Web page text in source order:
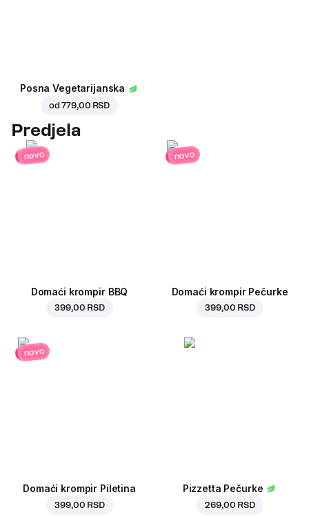
Posna Vegetarijanska
od779,00 RSD
Predjela
novo
Domaći krompir BBQ
399,00 RSD
novo
Domaći krompir Pečurke
399,00 RSD
novo
Domaći krompir Piletina
399,00 RSD
Pizzetta Pečurke
269,00 RSD